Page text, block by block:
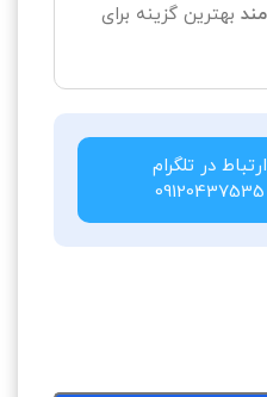
بهترین گزینه برای
ارتباط در تلگرام
09120437535